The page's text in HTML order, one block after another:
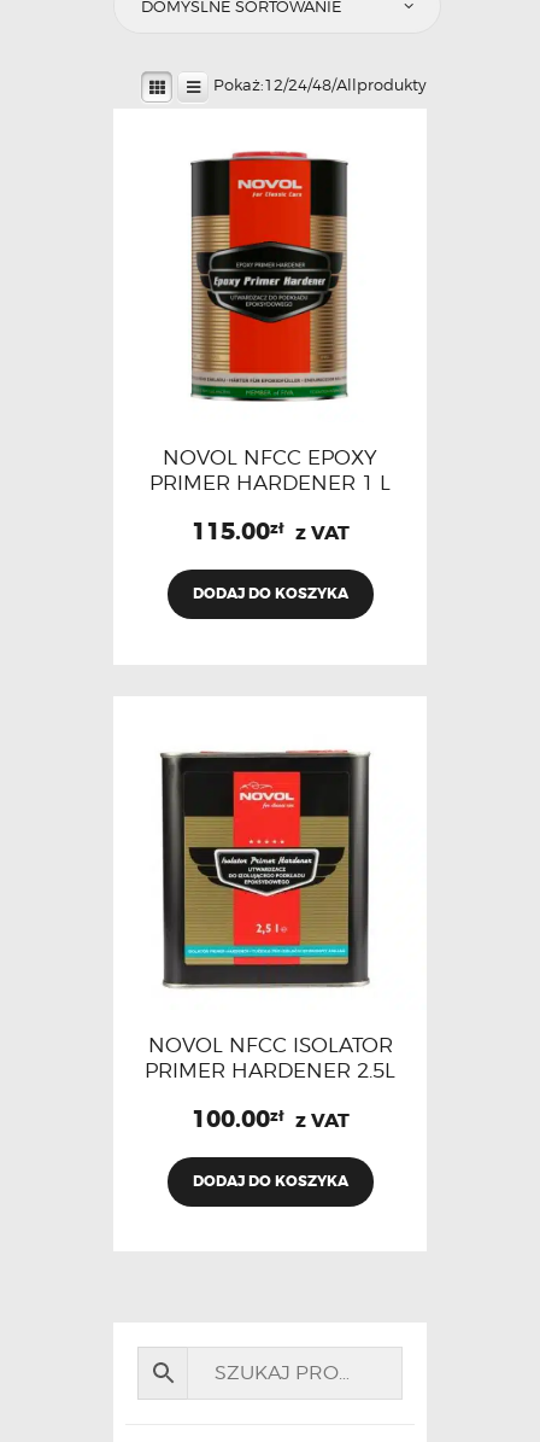
Pokaż:12/24/48/Allprodukty
NOVOL NFCC EPOXY
PRIMER HARDENER 1 L
115.00zł z VAT
DODAJ DO KOSZYKA
NOVOL NFCC ISOLATOR
PRIMER HARDENER 2.5L
100.00zł z VAT
DODAJ DO KOSZYKA